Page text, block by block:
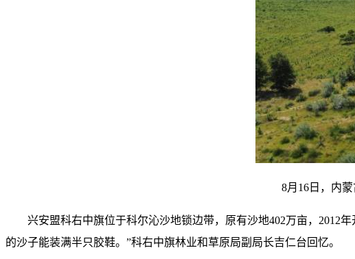
8月16日，内
兴安盟科右中旗位于科尔沁沙地锁边带，原有沙地402万亩，2012
的沙子能装满半只胶鞋。”科右中旗林业和草原局副局长吉仁台回忆。